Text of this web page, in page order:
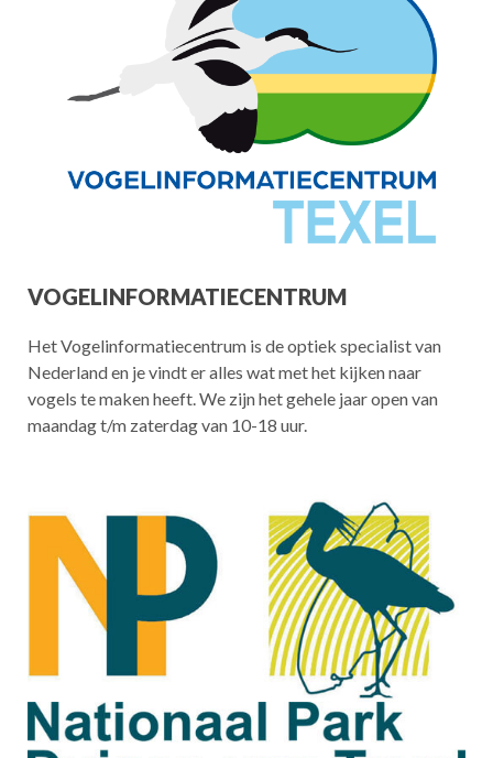
VOGELINFORMATIECENTRUM
Het Vogelinformatiecentrum is de optiek specialist van
Nederland en je vindt er alles wat met het kijken naar
vogels te maken heeft. We zijn het gehele jaar open van
maandag t/m zaterdag van 10-18 uur.